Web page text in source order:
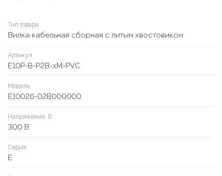
Тип товара
Вилка кабельная сборная с литым хвостовиком
Артикул
E10P-B-P2B-xM-PVC
Модель
E10026-02B000000
Напряжение, В
300 В
Серия
E